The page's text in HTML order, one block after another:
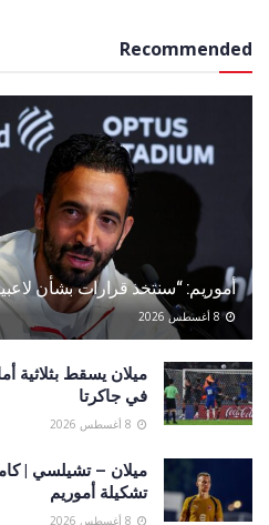
Recommended
أموريم: “سنتخذ قرارات بشأن
8 أغسطس 2026
ميلان يسقط بثلاثية
في جاكرتا
ميلان – تشيلسي |
تشكيلة أموريم